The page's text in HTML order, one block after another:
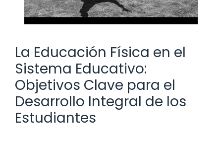
La Educación Física en el
Sistema Educativo:
Objetivos Clave para el
Desarrollo Integral de los
Estudiantes